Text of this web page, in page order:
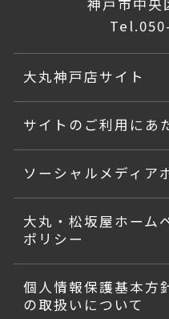
神戸市中央
Tel.
大丸神戸店サイト
サイトのご利用にあ
ソーシャルメディア
大丸・松坂屋ホーム
ポリシー
個人情報保護基本方
の取扱いについて